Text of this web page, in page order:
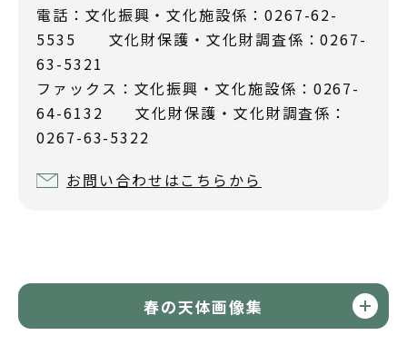
電話：文化振興・文化施設係：0267-62-
5535 文化財保護・文化財調査係：0267-
63-5321
ファックス：文化振興・文化施設係：0267-
64-6132 文化財保護・文化財調査係：
0267-63-5322
お問い合わせはこちらから
春の天体画像集